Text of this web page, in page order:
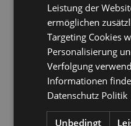
Produktattribute
Information
Stiftlänge 20cm
0.035000
Leistung der
ermöglichen
Targeting Cookies
Personalisierung
Verfolgung
Informationen
Datenschutz Politik
Unbedingt